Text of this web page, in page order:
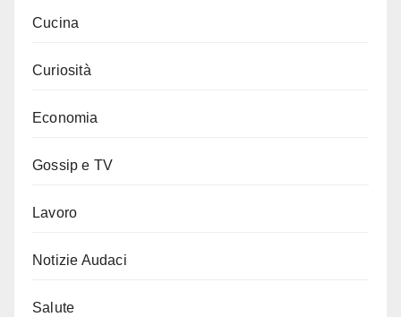
Cucina
Curiosità
Economia
Gossip e TV
Lavoro
Notizie Audaci
Salute